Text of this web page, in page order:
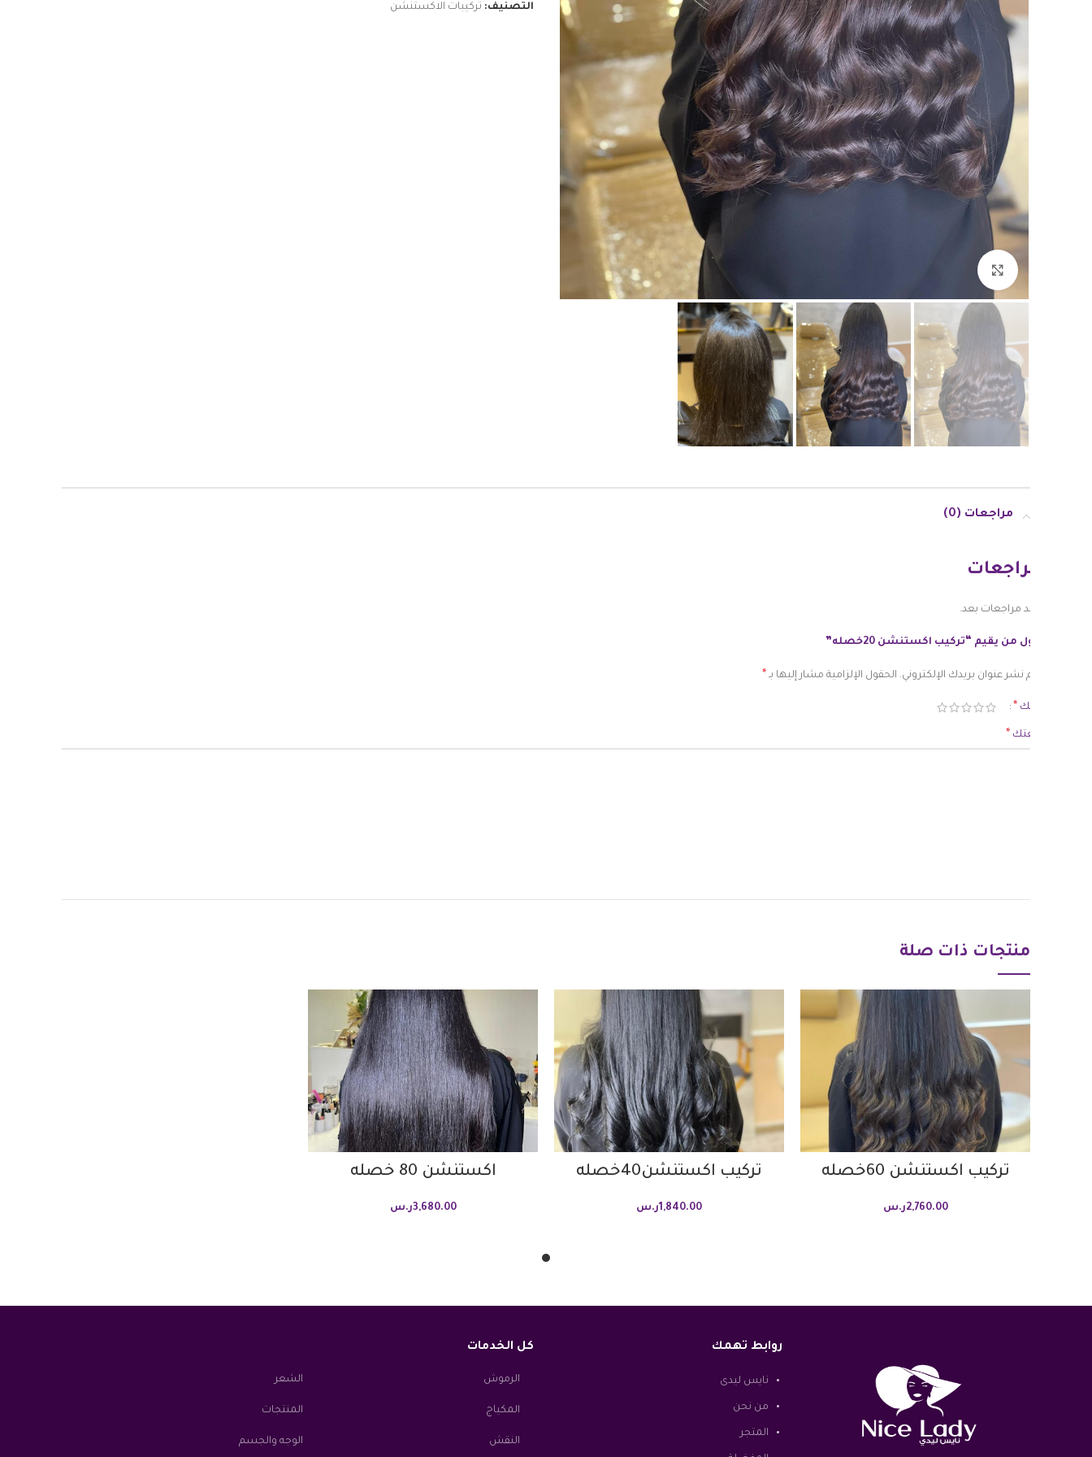
التصنيف: تركيبات الاكستنشن
مراجعات (0)
المراجعات
لا توجد مراجعات بعد.
كن أول من يقيم “تركيب اكستنشن 20خصله”
لن يتم نشر عنوان بريدك الإلكتروني. الحقول الإلزامية مشار إليها بـ *
تقييمك *
مراجعتك *
احفظ اسمي، بريدي الإلكتروني، والموقع الإلكتروني في هذا المتصفح لاستخدامها المرة المقبلة في تعليقي.
منتجات ذات صلة
تركيب اكستنشن 60خصله
2,760.00ر.س
تركيب اكستنشن40خصله
1,840.00ر.س
اكستنشن 80 خصله
3,680.00ر.س
روابط تهمك
نايس ليدى
من نحن
المتجر
كل الخدمات
الرموش الشعر
المكياج المنتجات
النقش الوجه والجسم